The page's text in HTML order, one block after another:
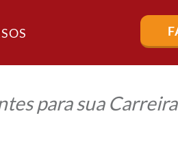
para sua Carreira